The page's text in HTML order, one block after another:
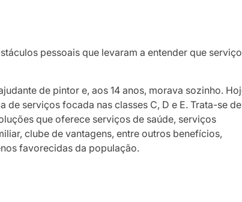
pessoais que levaram a entender que
de pintor e, aos 14 anos, morava sozinho.
serviços focada nas classes C, D e E. Trata-se de
que oferece serviços de saúde, serviços
clube de vantagens, entre outros benefícios,
favorecidas da população.